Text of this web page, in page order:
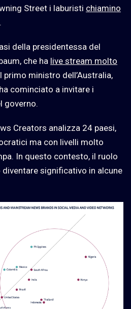
Street i laburisti chiamino
.
della presidentessa del
che ha live stream molto
primo ministro dell’Australia,
cominciato a invitare i
governo.
Creators analizza 24 paesi,
ma con livelli molto
In questo contesto, il ruolo
significativo in alcune